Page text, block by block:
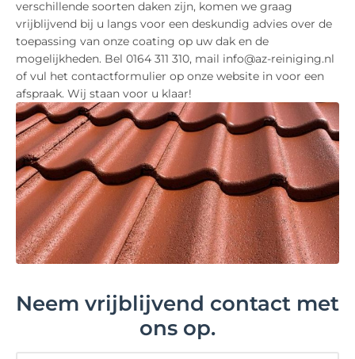
verschillende soorten daken zijn, komen we graag
vrijblijvend bij u langs voor een deskundig advies over de
toepassing van onze coating op uw dak en de
mogelijkheden. Bel 0164 311 310, mail info@az-reiniging.nl
of vul het contactformulier op onze website in voor een
afspraak. Wij staan voor u klaar!
Neem vrijblijvend contact met
ons op.